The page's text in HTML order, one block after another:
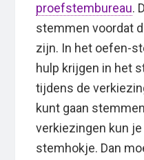
proefstembureau.
stemmen voordat
zijn. In het oefen-
hulp krijgen in het
tijdens de
kunt gaan
verkiezingen kun
stemhokje. Dan